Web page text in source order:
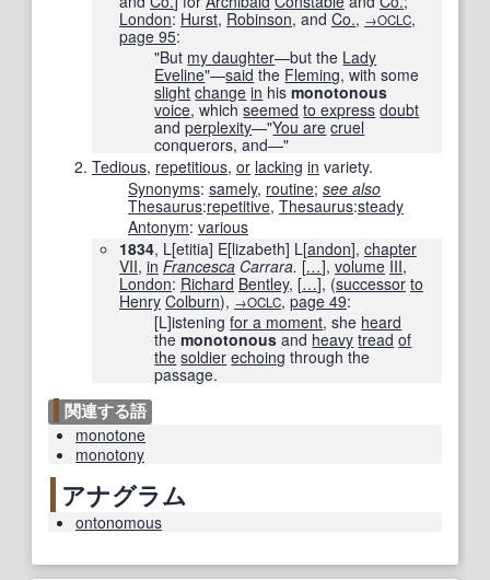
London: Hurst, Robinson, and Co., →OCLC,
page 95:
"But my daughter—but the Lady
Eveline"—said the Fleming, with some
slight change in hismonotonous
voice, whichseemed to express doubt
andperplexity—"You are cruel
conquerors, and—"
Tedious, repetitious, or lacking in variety.
Synonyms: samely, routine; see also
Thesaurus:repetitive, Thesaurus:steady
Antonym: various
1834, L[etitia] E[lizabeth] L[andon], chapter
VII, in Francesca Carrara. […], volume III,
London: Richard Bentley, […], (successor to
Henry Colburn), →OCLC, page 49:
[L]isteningfor a moment, she heard
themonotonous and heavy tread of
the soldier echoing through the
passage.
関連する語
monotone
monotony
アナグラム
ontonomous